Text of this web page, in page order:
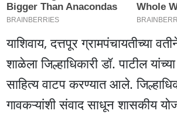
याशिवाय, दत्तपूर ग्रामपंचायतीच्या
शाळेला जिल्हाधिकारी डॉ. पाटील
साहित्य वाटप करण्यात आले.
गावकऱ्यांशी संवाद साधून शासकीय